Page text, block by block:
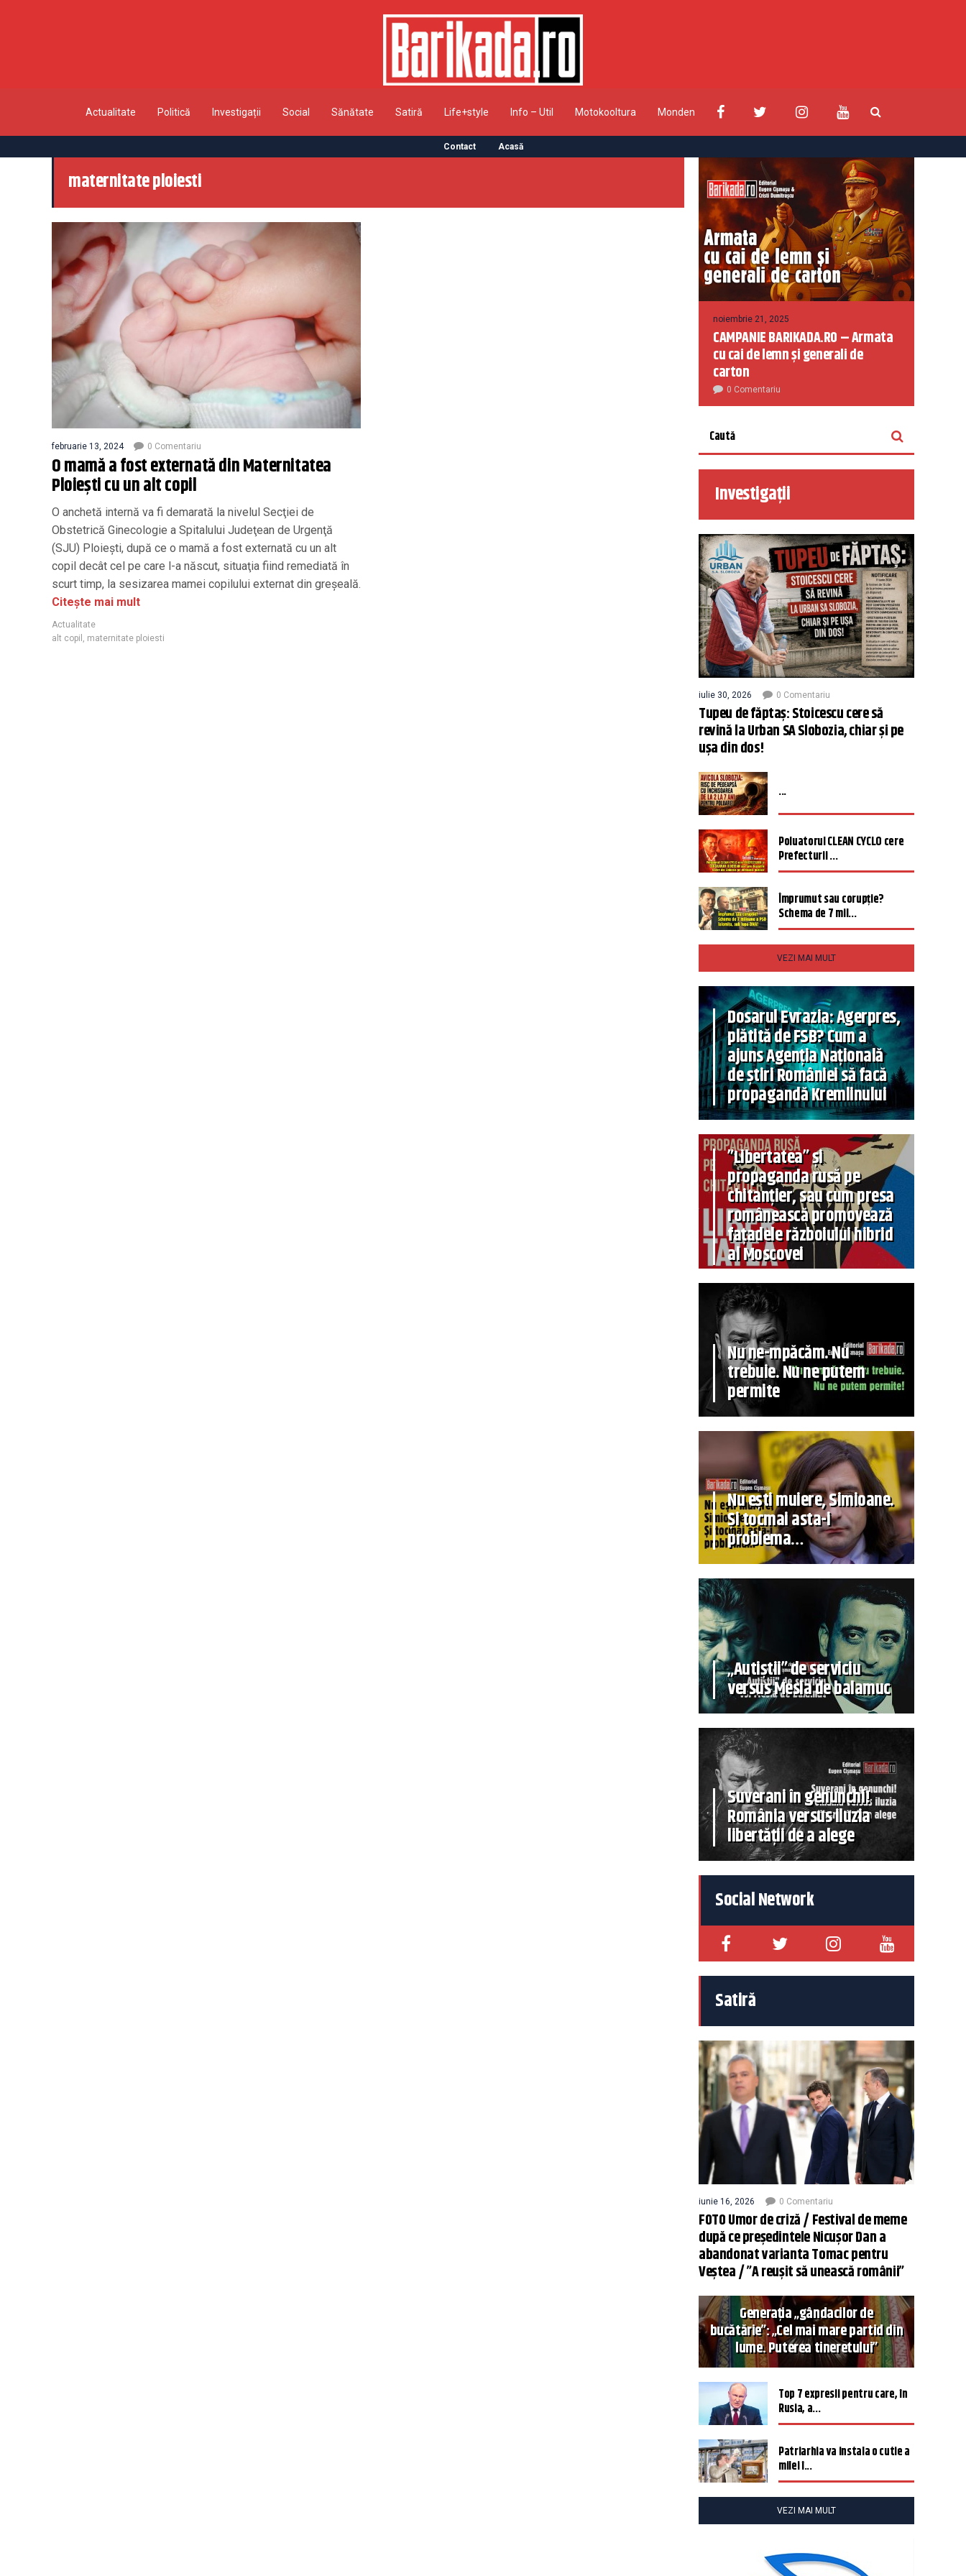
Actualitate Politică Investigații Social Sănătate Satiră Life+style Info – Util Motokooltura Monden
Contact Acasă
maternitate ploiesti
februarie 13, 2024 0 Comentariu
O mamă a fost externată din Maternitatea
Ploiești cu un alt copil
O anchetă internă va fi demarată la nivelul Secţiei de
Obstetrică Ginecologie a Spitalului Judeţean de Urgenţă
(SJU) Ploieşti, după ce o mamă a fost externată cu un alt
copil decât cel pe care l-a născut, situaţia fiind remediată în
scurt timp, la sesizarea mamei copilului externat din greşeală.
Citește mai mult
Actualitate
alt copil
maternitate ploiesti
noiembrie 21, 2025
CAMPANIE BARIKADA.RO – Armata
cu cai de lemn și generali de
carton
0 Comentariu
Investigații
iulie 30, 2026 0 Comentariu
Tupeu de făptaș: Stoicescu cere să
revină la Urban SA Slobozia, chiar și pe
ușa din dos!
...
Poluatorul CLEAN CYCLO cere
Prefecturii ...
Împrumut sau corupție?
Schema de 7 mil...
VEZI MAI MULT
Dosarul Evrazia: Agerpres,
plătită de FSB? Cum a
ajuns Agenția Națională
de știri României să facă
propagandă Kremlinului
”Libertatea” și
propaganda rusă pe
chitanțier, sau cum presa
românească promovează
fațadele războiului hibrid
al Moscovei
Nu ne-mpăcăm. Nu
trebuie. Nu ne putem
permite
Nu ești muiere, Simioane.
Și tocmai asta-i
problema…
„Autiștii” de serviciu
versus Mesia de balamuc
Suverani în genunchi!
România versus iluzia
libertății de a alege
Social Network
Satiră
iunie 16, 2026 0 Comentariu
FOTO Umor de criză / Festival de meme
după ce președintele Nicușor Dan a
abandonat varianta Tomac pentru
Veștea / ”A reușit să unească românii”
Generația „gândacilor de
bucătărie”: „Cel mai mare partid din
lume. Puterea tineretului”
Top 7 expresii pentru care, în
Rusia, a...
Patriarhia va instala o cutie a
milei î...
VEZI MAI MULT